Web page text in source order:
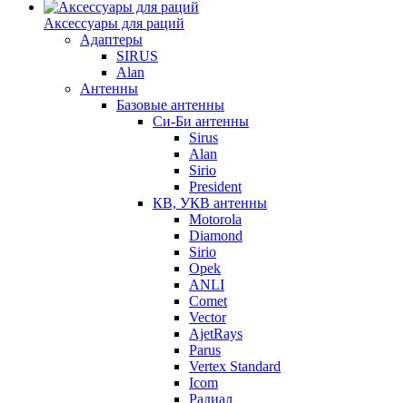
Аксессуары для раций
Адаптеры
SIRUS
Alan
Антенны
Базовые антенны
Си-Би антенны
Sirus
Alan
Sirio
President
КВ, УКВ антенны
Motorola
Diamond
Sirio
Opek
ANLI
Comet
Vector
AjetRays
Parus
Vertex Standard
Icom
Радиал